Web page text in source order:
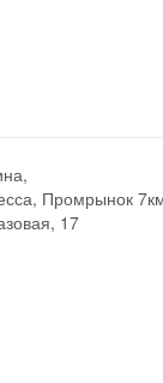
Промрынок
17